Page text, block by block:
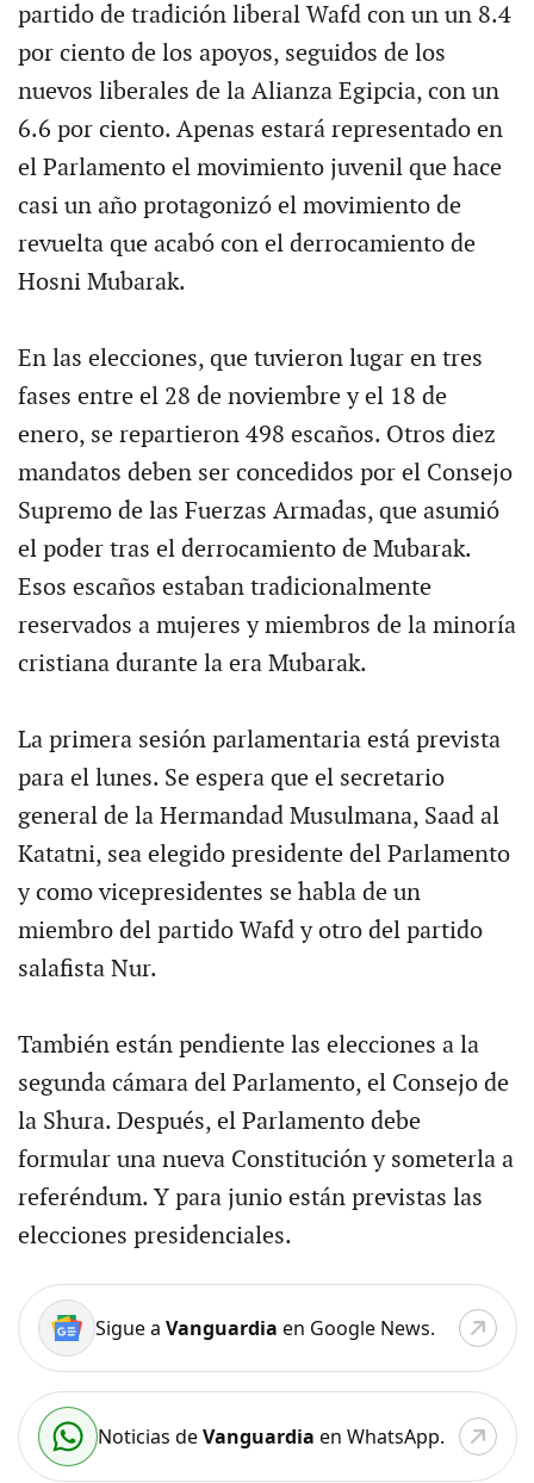
partido de tradición liberal Wafd con un un 8.4
por ciento de los apoyos, seguidos de los
nuevos liberales de la Alianza Egipcia, con un
6.6 por ciento. Apenas estará representado en
el Parlamento el movimiento juvenil que hace
casi un año protagonizó el movimiento de
revuelta que acabó con el derrocamiento de
Hosni Mubarak.
En las elecciones, que tuvieron lugar en tres
fases entre el 28 de noviembre y el 18 de
enero, se repartieron 498 escaños. Otros diez
mandatos deben ser concedidos por el Consejo
Supremo de las Fuerzas Armadas, que asumió
el poder tras el derrocamiento de Mubarak.
Esos escaños estaban tradicionalmente
reservados a mujeres y miembros de la minoría
cristiana durante la era Mubarak.
La primera sesión parlamentaria está prevista
para el lunes. Se espera que el secretario
general de la Hermandad Musulmana, Saad al
Katatni, sea elegido presidente del Parlamento
y como vicepresidentes se habla de un
miembro del partido Wafd y otro del partido
salafista Nur.
También están pendiente las elecciones a la
segunda cámara del Parlamento, el Consejo de
la Shura. Después, el Parlamento debe
formular una nueva Constitución y someterla a
referéndum. Y para junio están previstas las
elecciones presidenciales.
Sigue a Vanguardia en Google News.
Noticias deVanguardia en WhatsApp.